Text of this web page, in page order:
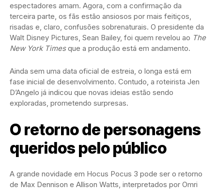
espectadores amam. Agora, com a confirmação da
terceira parte, os fãs estão ansiosos por mais feitiços,
risadas e, claro, confusões sobrenaturais. O presidente da
Walt Disney Pictures, Sean Bailey, foi quem revelou ao The
New York Timesque a produção está em andamento.
Ainda sem uma data oficial de estreia, o longa está em
fase inicial de desenvolvimento. Contudo, a roteirista Jen
D’Angelo já indicou que novas ideias estão sendo
exploradas, prometendo surpresas.
O retorno de personagens
queridos pelo público
A grande novidade em Hocus Pocus 3 pode ser o retorno
de Max Dennison e Allison Watts, interpretados por Omri